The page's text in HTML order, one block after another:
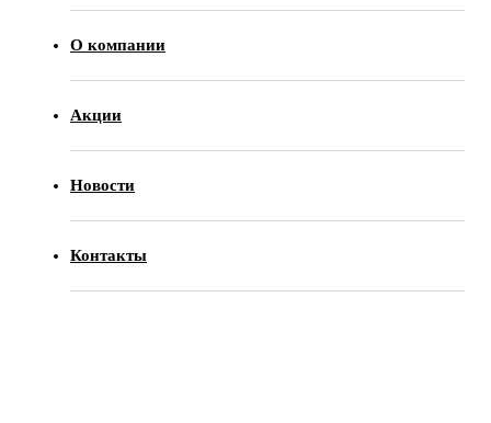
О компании
Акции
Новости
Контакты